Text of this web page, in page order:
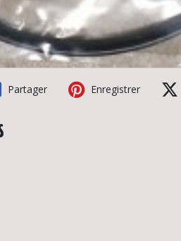
Partager Enregistrer